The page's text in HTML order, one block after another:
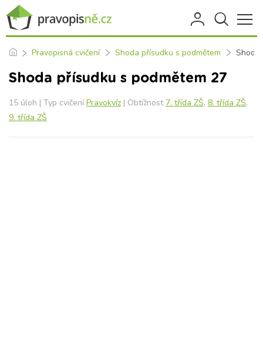
Pravopisná cvičení Shoda přísudku s podmětem Shoda
Shoda přísudku s podmětem 27
15 úloh | Typ cvičeníPravokvíz | Obtížnost 7. třída ZŠ, 8. třída ZŠ,
9. třída ZŠ